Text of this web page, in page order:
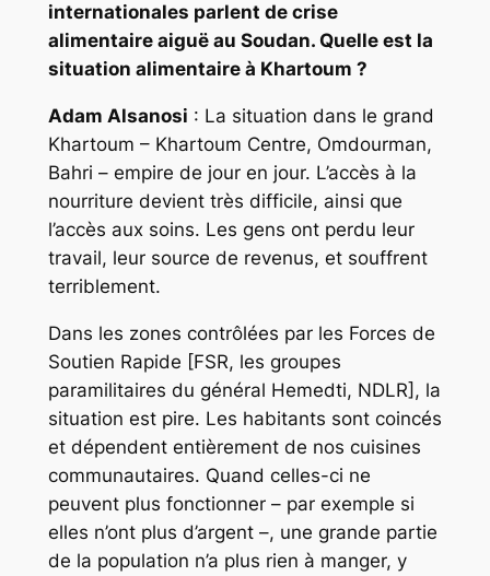
internationales parlent de crise
alimentaire aiguë au Soudan. Quelle est la
situation alimentaire à Khartoum ?
Adam Alsanosi : La situation dans le grand
Khartoum – Khartoum Centre, Omdourman,
Bahri – empire de jour en jour. L’accès à la
nourriture devient très difficile, ainsi que
l’accès aux soins. Les gens ont perdu leur
travail, leur source de revenus, et souffrent
terriblement.
Dans les zones contrôlées par les Forces de
Soutien Rapide [FSR, les groupes
paramilitaires du général Hemedti, NDLR], la
situation est pire. Les habitants sont coincés
et dépendent entièrement de nos cuisines
communautaires. Quand celles-ci ne
peuvent plus fonctionner – par exemple si
elles n’ont plus d’argent –, une grande partie
de la population n’a plus rien à manger, y